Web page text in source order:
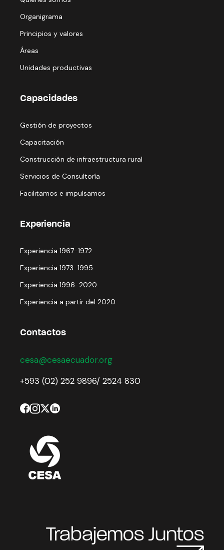
Organigrama
Principios y valores
Áreas
Unidades productivas
Capacidades
Gestión de proyectos
Capacitación
Construcción de infraestructura rural
Servicios de Consultoría
Facilitamos e impulsamos
Experiencia
Experiencia 1967-1972
Experiencia 1973-1995
Experiencia 1996-2020
Experiencia a partir del 2020
Contactos
cesa@cesaecuador.org
+593 (02) 252 9896/ 2524 830
Trabajemos Juntos